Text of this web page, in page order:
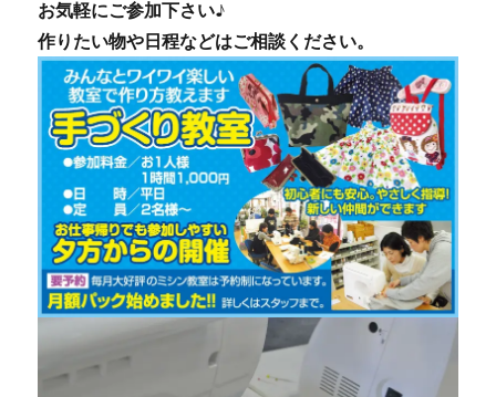
お気軽にご参加下さい♪
作りたい物や日程などはご相談ください。